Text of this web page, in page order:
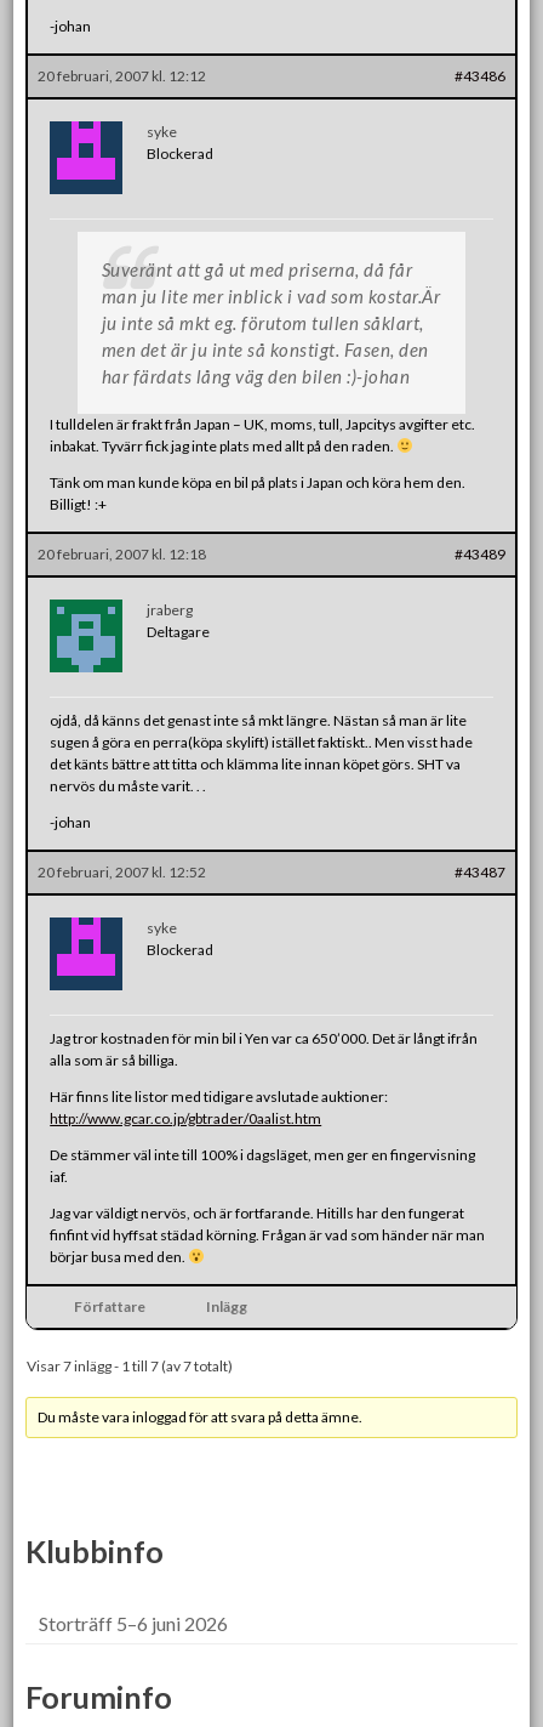
-johan
20 februari, 2007 kl. 12:12 #43486
syke
Blockerad
Suveränt att gå ut med priserna, då får
man ju lite mer inblick i vad som kostar.Är
ju inte så mkt eg. förutom tullen såklart,
men det är ju inte så konstigt. Fasen, den
har färdats lång väg den bilen :)-johan
I tulldelen är frakt från Japan – UK, moms, tull, Japcitys avgifter etc.
inbakat. Tyvärr fick jag inte plats med allt på den raden.
Tänk om man kunde köpa en bil på plats i Japan och köra hem den.
Billigt! :+
20 februari, 2007 kl. 12:18 #43489
jraberg
Deltagare
ojdå, då känns det genast inte så mkt längre. Nästan så man är lite
sugen å göra en perra(köpa skylift) istället faktiskt.. Men visst hade
det känts bättre att titta och klämma lite innan köpet görs. SHT va
nervös du måste varit. . .
-johan
20 februari, 2007 kl. 12:52 #43487
syke
Blockerad
Jag tror kostnaden för min bil i Yen var ca 650’000. Det är långt ifrån
alla som är så billiga.
Här finns lite listor med tidigare avslutade auktioner:
http://www.gcar.co.jp/gbtrader/0aalist.htm
De stämmer väl inte till 100% i dagsläget, men ger en fingervisning
iaf.
Jag var väldigt nervös, och är fortfarande. Hitills har den fungerat
finfint vid hyffsat städad körning. Frågan är vad som händer när man
börjar busa med den.
Författare Inlägg
Visar 7 inlägg - 1 till 7 (av 7 totalt)
Du måste vara inloggad för att svara på detta ämne.
Klubbinfo
Storträff 5–6 juni 2026
Foruminfo